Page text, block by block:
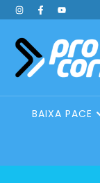
BAIXA PACE